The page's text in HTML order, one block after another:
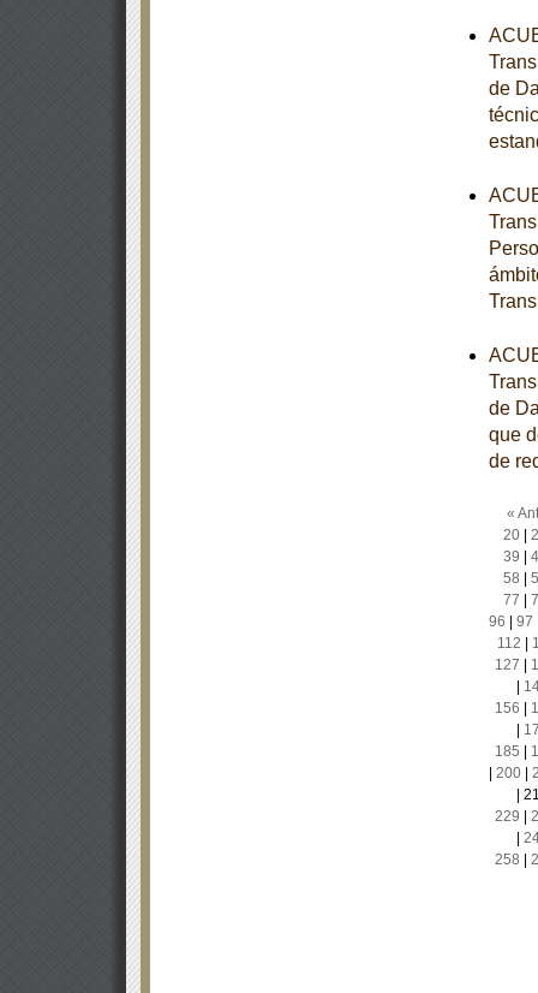
de
de
que
de
«
20|
39
58
77
96
97
112
127
156
185
200|
229
258